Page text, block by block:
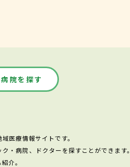
院を探す
医療情報サイトです。
・病院、ドクターを探すことができます。
介。